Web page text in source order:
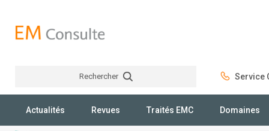
Rechercher Service
Actualités Revues Traités EMC Domaines